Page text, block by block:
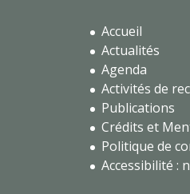
Accueil
Actualités
Agenda
Activités de
Publications
Crédits et
Politique de
Accessibilité :